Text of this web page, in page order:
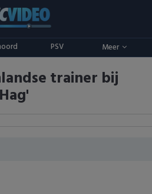
PSV Meer
trainer bij